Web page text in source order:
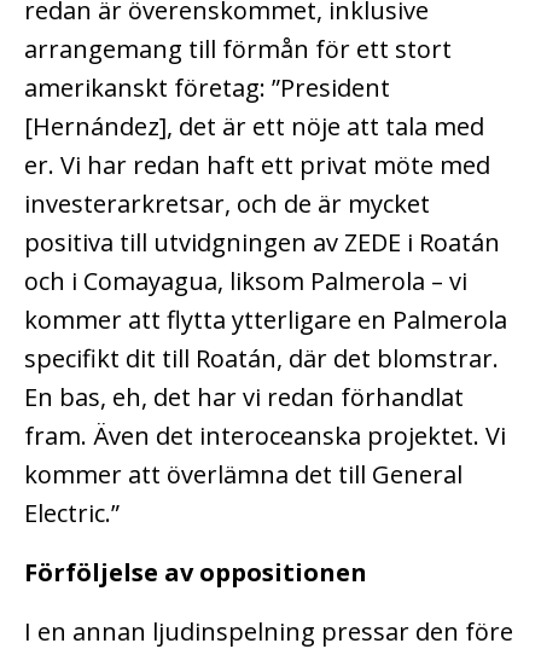
redan är överenskommet, inklusive
arrangemang till förmån för ett stort
amerikanskt företag: ”President
[Hernández], det är ett nöje att tala med
er. Vi har redan haft ett privat möte med
investerarkretsar, och de är mycket
positiva till utvidgningen av ZEDE i Roatán
och i Comayagua, liksom Palmerola – vi
kommer att flytta ytterligare en Palmerola
specifikt dit till Roatán, där det blomstrar.
En bas, eh, det har vi redan förhandlat
fram. Även det interoceanska projektet. Vi
kommer att överlämna det till General
Electric.”
Förföljelse av oppositionen
I en annan ljudinspelning pressar den före